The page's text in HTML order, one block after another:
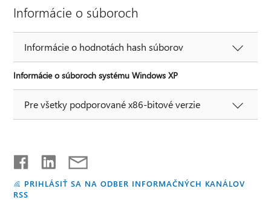
Informácie o súboroch
Informácie o hodnotách hash súborov
Informácie o súboroch systému Windows XP
Pre všetky podporované x86-bitové verzie
PRIHLÁSIŤ SA NA ODBER INFORMAČNÝCH KANÁLOV
RSS